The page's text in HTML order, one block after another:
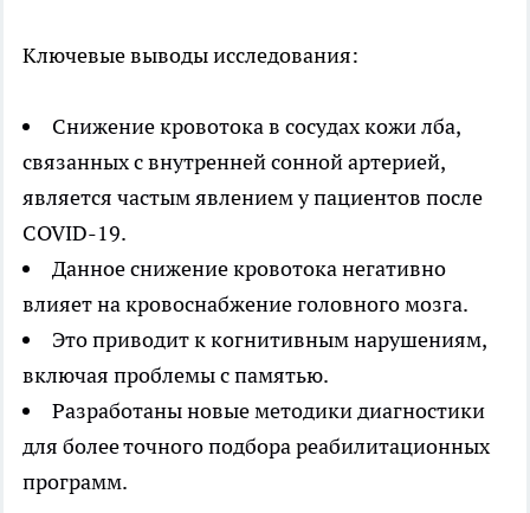
Ключевые выводы исследования:
Снижение кровотока в сосудах кожи лба,
связанных с внутренней сонной артерией,
является частым явлением у пациентов после
COVID-19.
Данное снижение кровотока негативно
влияет на кровоснабжение головного мозга.
Это приводит к когнитивным нарушениям,
включая проблемы с памятью.
Разработаны новые методики диагностики
для более точного подбора реабилитационных
программ.